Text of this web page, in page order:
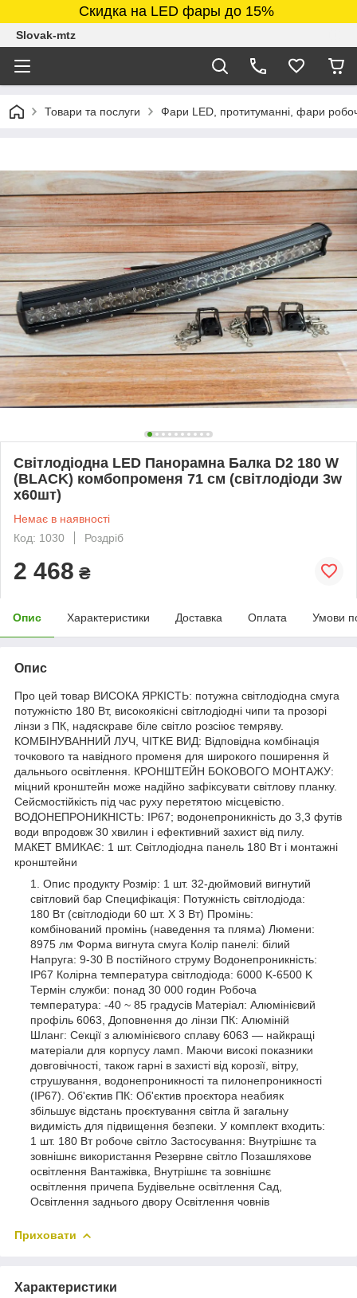
Скидка на LED фары до 15%
Slovak-mtz
Товари та послуги Фари LED, протитуманні, фари
Світлодіодна LED Панорамна Балка D2 180 W
(BLACK) комбопроменя 71 см (світлодіоди 3w
x60шт)
Немає в наявності
Код: 1030
Роздріб
2 468 ₴
Опис Характеристики Доставка Оплата Умови
Опис
Про цей товар ВИСОКА ЯРКІСТЬ: потужна світлодіодна смуга
потужністю 180 Вт, високоякісні світлодіодні чипи та прозорі
лінзи з ПК, надяскраве біле світло розсіює темряву.
КОМБІНУВАННИЙ ЛУЧ, ЧІТКЕ ВИД: Відповідна комбінація
точкового та навідного променя для широкого поширення й
дальнього освітлення. КРОНШТЕЙН БОКОВОГО МОНТАЖУ:
міцний кронштейн може надійно зафіксувати світлову планку.
Сейсмостійкість під час руху перетятою місцевістю.
ВОДОНЕПРОНИКНІСТЬ: IP67; водонепроникність до 3,3 футів
води впродовж 30 хвилин і ефективний захист від пилу.
МАКЕТ ВМИКАЄ: 1 шт. Світлодіодна панель 180 Вт і монтажні
кронштейни
Опис продукту Розмір: 1 шт. 32-дюймовий вигнутий
світловий бар Специфікація: Потужність світлодіода:
180 Вт (світлодіоди 60 шт. X 3 Вт) Промінь:
комбінований промінь (наведення та пляма) Люмени:
8975 лм Форма вигнута смуга Колір панелі: білий
Напруга: 9-30 В постійного струму Водонепроникність:
IP67 Колірна температура світлодіода: 6000 K-6500 K
Термін служби: понад 30 000 годин Робоча
температура: -40 ~ 85 градусів Матеріал: Алюмінієвий
профіль 6063, Доповнення до лінзи ПК: Алюміній
Шланг: Секції з алюмінієвого сплаву 6063 — найкращі
матеріали для корпусу ламп. Маючи високі показники
довговічності, також гарні в захисті від корозії, вітру,
струшування, водонепроникності та пилонепроникності
(IP67). Об'єктив ПК: Об'єктив проєктора неабияк
збільшує відстань проєктування світла й загальну
видимість для підвищення безпеки. У комплект входить:
1 шт. 180 Вт робоче світло Застосування: Внутрішнє та
зовнішнє використання Резервне світло Позашляхове
освітлення Вантажівка, Внутрішнє та зовнішнє
освітлення причепа Будівельне освітлення Сад,
Освітлення заднього двору Освітлення човнів
Приховати
Характеристики